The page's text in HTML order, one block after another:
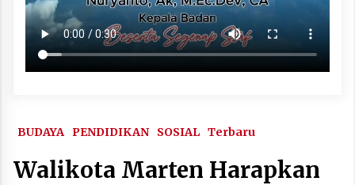
BUDAYA PENDIDIKAN SOSIAL Terbaru
Walikota Marten Harapkan